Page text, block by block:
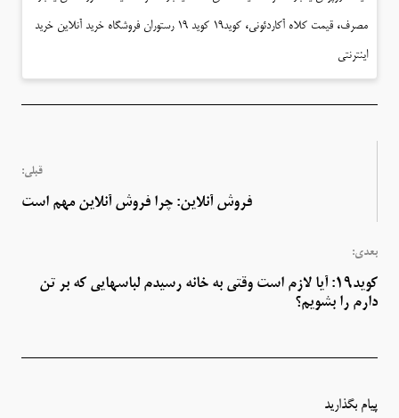
مصرف، قیمت کلاه آکاردئونی، کوید19 کوید 19 رستوران فروشگاه خرید آنلاین خرید
اینترنتی
قبلی:
فروش آنلاین: چرا فروش آنلاین مهم است
بعدی:
کوید۱۹: آیا لازم است وقتی به خانه رسیدم لباسهایی که بر تن
دارم را بشویم؟
پیام بگذارید